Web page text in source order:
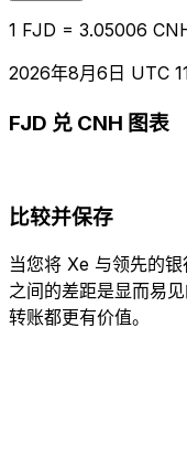
1 FJD = 3.05006
2026年8月6日 UTC
FJD 兑 CNH 图表
比较并保存
当您将 Xe 与领先的
之间的差距是显而易
转账都更有价值。